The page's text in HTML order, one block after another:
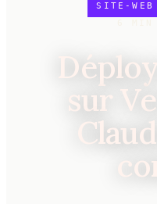
SITE-WEB
sur